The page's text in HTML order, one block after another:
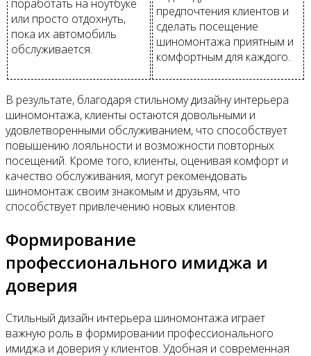
поработать на ноутбуке
или просто отдохнуть,
пока их автомобиль
обслуживается.
предпочтения клиентов и
сделать посещение
шиномонтажа приятным и
комфортным для каждого.
В результате, благодаря стильному дизайну интерьера
шиномонтажа, клиенты остаются довольными и
удовлетворенными обслуживанием, что способствует
повышению лояльности и возможности повторных
посещений. Кроме того, клиенты, оценивая комфорт и
качество обслуживания, могут рекомендовать
шиномонтаж своим знакомым и друзьям, что
способствует привлечению новых клиентов.
Формирование
профессионального имиджа и
доверия
Стильный дизайн интерьера шиномонтажа играет
важную роль в формировании профессионального
имиджа и доверия у клиентов. Удобная и современная